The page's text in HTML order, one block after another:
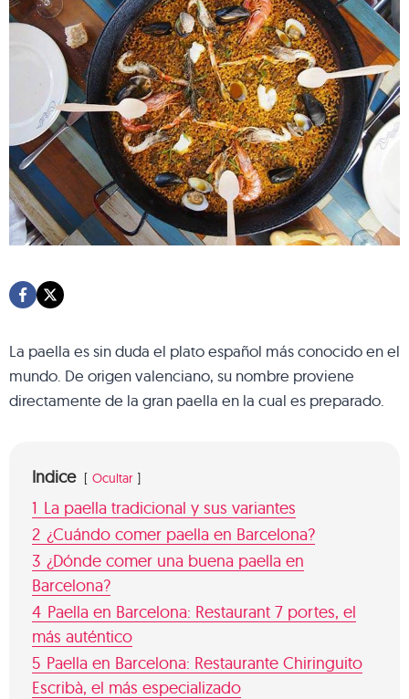
La paella es sin duda el plato español más conocido en el
mundo. De origen valenciano, su nombre proviene
directamente de la gran paella en la cual es preparado.
Indice Ocultar
1 La paella tradicional y sus variantes
2 ¿Cuándo comer paella en Barcelona?
3 ¿Dónde comer una buena paella en
Barcelona?
4 Paella en Barcelona: Restaurant 7 portes, el
más auténtico
5 Paella en Barcelona: Restaurante Chiringuito
Escribà, el más especializado